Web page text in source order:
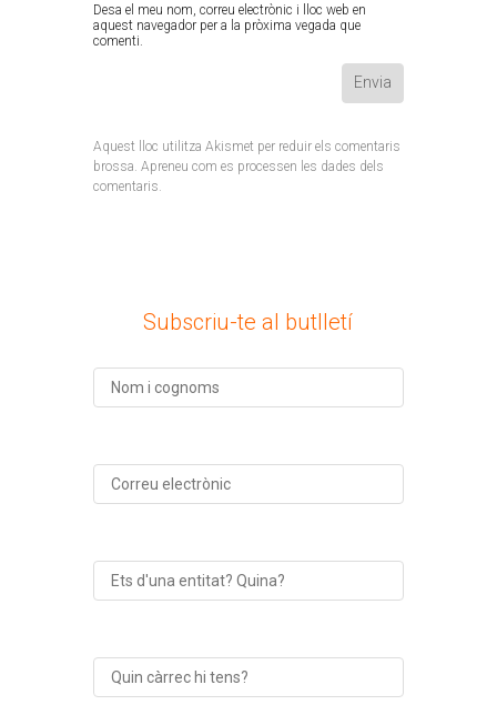
Desa el meu nom, correu electrònic i lloc web en
aquest navegador per a la pròxima vegada que
comenti.
Aquest lloc utilitza Akismet per reduir els comentaris
brossa. Apreneu com es processen les dades dels
comentaris
Subscriu-te al butlletí